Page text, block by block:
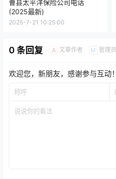
曹县太平洋保险公司电话
(2025最新)
2025-7-21 10:25:00
0 条回复 A 文章作者 M 管理员
欢迎您，新朋友，感谢参与互动！